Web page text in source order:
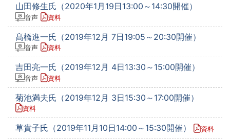
山田修生氏（2020年1月19日13:00～14:30開催）
音声 資料
髙橋進一氏（2019年12月 7日19:05～20:30開催）
音声 資料
吉田亮一氏（2019年12月 4日13:30～15:00開催）
音声 資料
菊池満夫氏（2019年12月 3日15:30～17:00開催）
資料
草貴子氏（2019年11月10日14:00～15:30開催） 資料